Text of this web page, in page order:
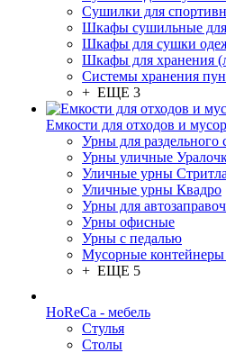
Сушилки для
Шкафы сушильные
Шкафы для сушки
Шкафы для хранения
Системы хранения
+ ЕЩЕ 3
Емкости для отходов и
Урны для раздельного
Урны уличные
Уличные урны
Уличные урны Квадро
Урны для
Урны офисные
Урны с педалью
Мусорные
+ ЕЩЕ 5
HoReCa - мебель
Стулья
Столы